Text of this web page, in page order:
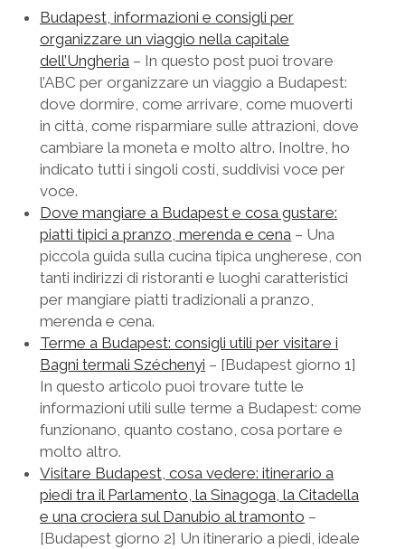
SICILIA
TOSCANA
UMBRIA
VENETO
GERMANIA
GRECIA
PAESI BASSI
REPUBBLICA DI SAN MARINO
SLOVACCHIA
SVEZIA
UNGHERIA
twitterfacebook
instagram
pinterest
youtube
email
Budapest, informazioni e consigli per
organizzare un viaggio nella capitale
dell’Ungheria – In questo post puoi trovare
l’ABC per organizzare un viaggio a Budapest:
dove dormire, come arrivare, come muoverti
in città, come risparmiare sulle attrazioni, dove
cambiare la moneta e molto altro. Inoltre, ho
indicato tutti i singoli costi, suddivisi voce per
voce.
Dove mangiare a Budapest e cosa gustare:
piatti tipici a pranzo, merenda e cena – Una
piccola guida sulla cucina tipica ungherese, con
tanti indirizzi di ristoranti e luoghi caratteristici
per mangiare piatti tradizionali a pranzo,
merenda e cena.
Terme a Budapest: consigli utili per visitare i
Bagni termali Széchenyi – [Budapest giorno 1]
In questo articolo puoi trovare tutte le
informazioni utili sulle terme a Budapest: come
funzionano, quanto costano, cosa portare e
molto altro.
Visitare Budapest, cosa vedere: itinerario a
piedi tra il Parlamento, la Sinagoga, la Citadella
e una crociera sul Danubio al tramonto –
[Budapest giorno 2] Un itinerario a piedi, ideale